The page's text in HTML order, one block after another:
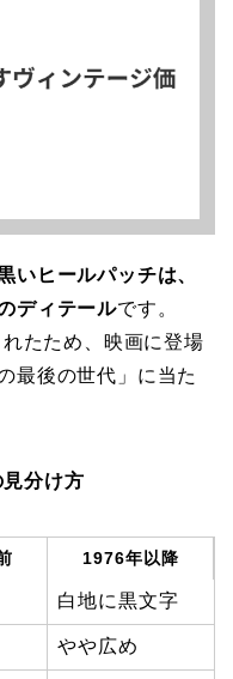
いヒールパッチは、
ディテールです。
たため、映画に登場
最後の世代」に当た
分け方
1976年以降
白地に黒文字
やや広め